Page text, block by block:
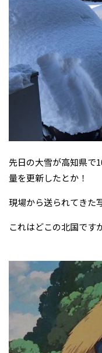
先日の大雪が高知県で
量を更新したとか！
現場から送られてきた
これはどこの北国で